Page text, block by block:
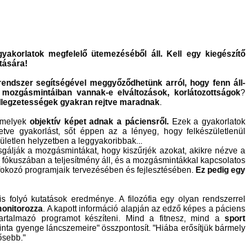
megfelelő ütemezéséből áll. Kell egy kiegészítő
segítségével meggyőződhetünk arról, hogy fennáll-
mozgásmintáiban vannak-e elváltozások, korlátozottságok?
gyakran rejtve maradnak.
objektív képet adnak a páciensről.Ezek a gyakorlatok
gyakorlást, sőt éppen az a lényeg, hogy felkészületlenül
helyzetben a leggyakoribbak...
a mozgásmintákat, hogy kiszűrjék azokat, akikre nézve a
a teljesítmény áll, és a mozgásmintákkal kapcsolatos
programjaik tervezésében és fejlesztésében. Ez pedig egy
kutatások eredménye. A filozófia egy olyan rendszerrel
. A kapott információ alapján az edző képes a páciens
programot készíteni. Mind a fitnesz, mind a sport
gyenge láncszemeire" összpontosít. "Hiába erősítjük bármely